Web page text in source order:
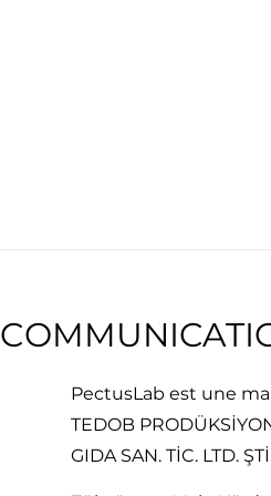
Comment évalue-t-on la
PectusLab est une
TEDOB
GIDA SAN. TİC. LTD.